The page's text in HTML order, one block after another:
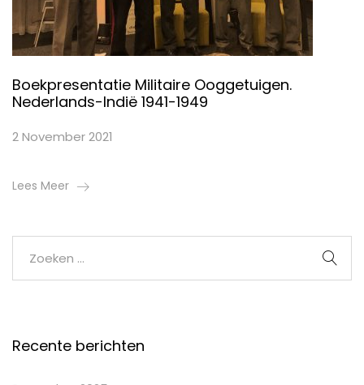
Boekpresentatie Militaire Ooggetuigen.
Nederlands-Indië 1941-1949
2 November 2021
Lees Meer
Recente berichten